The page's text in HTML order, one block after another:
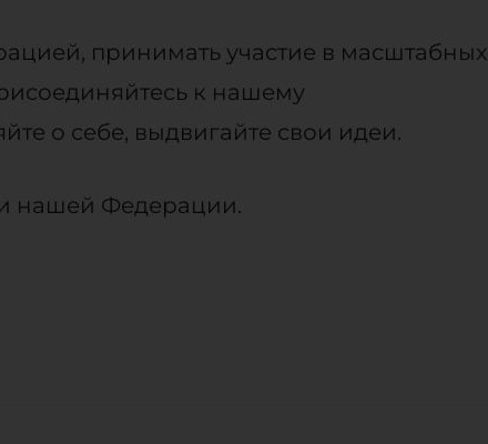
принимать участие в масштабных
к нашему
о себе, выдвигайте свои идеи.
нашей Федерации.